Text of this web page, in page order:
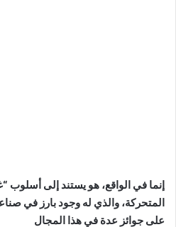
إنما في الواقع، هو يستند إلى أسلوب
المتحركة، والذي له وجود بارز في
على جوائز عدة في هذا المجال